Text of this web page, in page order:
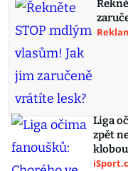
Liga
zpět